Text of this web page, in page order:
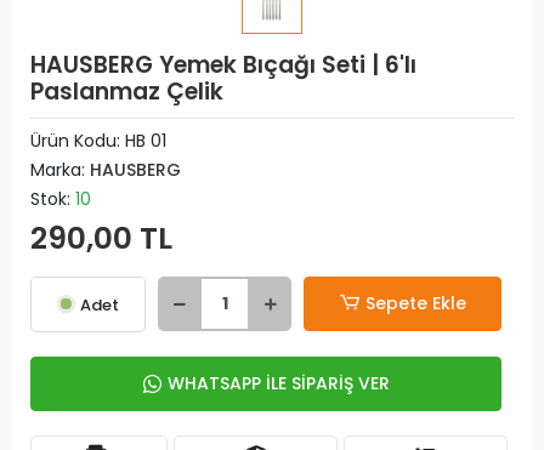
HAUSBERG Yemek Bıçağı Seti | 6'lı
Paslanmaz Çelik
Ürün Kodu: HB 01
Marka: HAUSBERG
Stok: 10
290,00 TL
Adet Sepete Ekle
WHATSAPP İLE SİPARİŞ VER